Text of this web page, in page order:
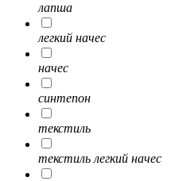
лапша
легкий начес
начес
синтепон
текстиль
текстиль легкий начес